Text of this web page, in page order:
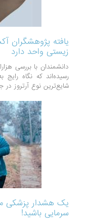
یافته پژوهشگران
زیستی واحد دارد
دانشمندان با بررسی
رسیده‌اند که نگاه رایج
شایع‌ترین نوع آرتروز
یک هشدار پزشکی
سرمایی باشید!